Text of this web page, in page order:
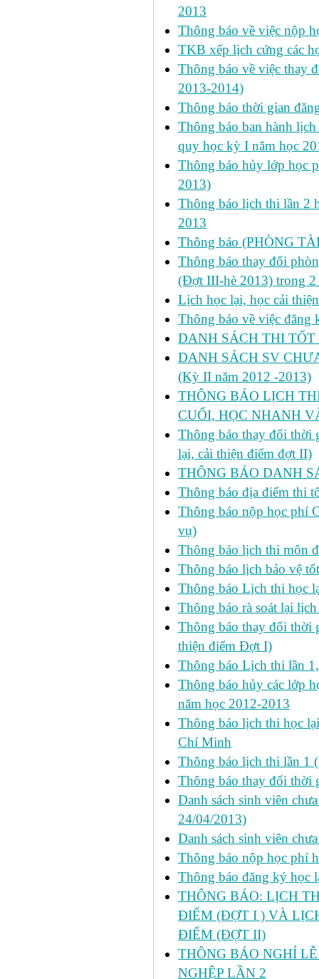
2013
Thông báo về việc nộp
TKB xếp lịch cứng các
Thông báo về việc thay
2013-2014)
Thông báo thời gian
Thông báo ban hành
quy học kỳ I năm học
Thông báo hủy lớp học
2013)
Thông báo lịch thi lần 2
2013
Thông báo (PHÒNG
Thông báo thay đổi
(Đợt III-hè 2013) trong
Lịch học lại, học cải
Thông báo về việc
DANH SÁCH THI
DANH SÁCH SV
(Kỳ II năm 2012 -2013)
THÔNG BÁO LỊCH
CUỐI, HỌC NHANH
Thông báo thay đổi thời
lại, cải thiện điểm đợt II)
THÔNG BÁO DANH
Thông báo địa điểm thi
Thông báo nộp học phí
vụ)
Thông báo lịch thi môn
Thông báo lịch bảo vệ
Thông báo Lịch thi học
Thông báo rà soát lại
Thông báo thay đổi thời
thiện điểm Đợt I)
Thông báo Lịch thi lần
Thông báo hủy các lớp
năm học 2012-2013
Thông báo lịch thi học
Chí Minh
Thông báo lịch thi lần 1
Thông báo thay đổi thời
Danh sách sinh viên
24/04/2013)
Danh sách sinh viên
Thông báo nộp học phí
Thông báo đăng ký học
THÔNG BÁO: LỊCH
ĐIỂM (ĐỢT I ) VÀ
ĐIỂM (ĐỢT II)
THÔNG BÁO NGHỈ
NGHỆP LẦN 2